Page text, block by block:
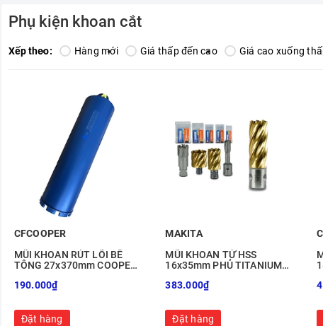
Phụ kiện khoan cắt
Xếp theo: Hàng mới Giá thấp đến cao Giá cao xuống
CFCOOPER
MŨI KHOAN RÚT LÕI BÊ
TÔNG 27x370mm COOPER
190.000₫
Đặt hàng
MAKITA
MŨI KHOAN TỪ HSS
16x35mm PHỦ TITANIUM
383.000₫
Đặt hàng